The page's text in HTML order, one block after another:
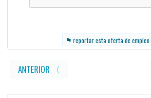
⚑ reportar esta oferta de empleo
ANTERIOR 〈